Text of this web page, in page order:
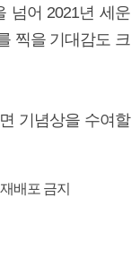
넘어 2021년 세운
찍을 기대감도 크
기념상을 수여할
배포 금지